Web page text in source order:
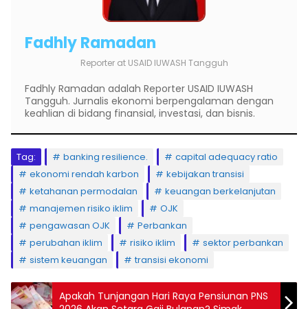
Fadhly Ramadan
Reporter at USAID IUWASH Tangguh
Fadhly Ramadan adalah Reporter USAID IUWASH
Tangguh. Jurnalis ekonomi berpengalaman dengan
keahlian di bidang finansial, investasi, dan bisnis.
Tag: banking resilience.
capital adequacy ratio
ekonomi rendah karbon
kebijakan transisi
ketahanan permodalan
keuangan berkelanjutan
manajemen risiko iklim
OJK
pengawasan OJK
Perbankan
perubahan iklim
risiko iklim
sektor perbankan
sistem keuangan
transisi ekonomi
Apakah Tunjangan Hari Raya Pensiunan PNS